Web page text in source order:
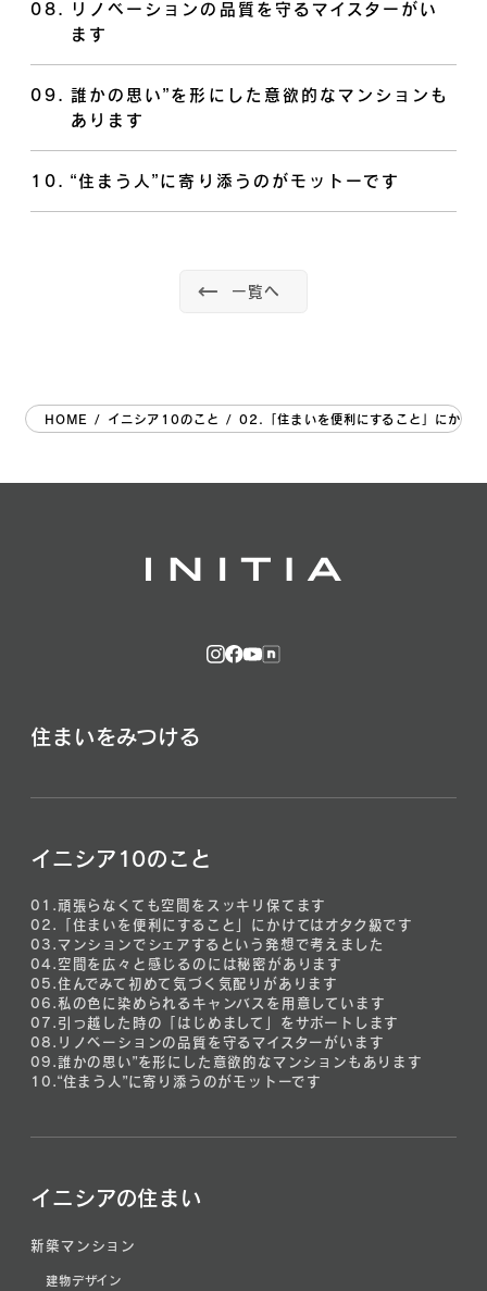
08 .
リノベーションの品質を守るマイスターがい
ます
09 . 誰かの思い”を形にした意欲的なマンションも
あります
10 . “住まう人”に寄り添うのがモットーです
一覧へ
HOME / イニシア10のこと / 02.「住まいを便利にすること」にかけ
住まいをみつける
イニシア10のこと
01.頑張らなくても空間をスッキリ保てます
02.
「住まいを便利にすること」にかけてはオタク級です
03.マンションでシェアするという発想で考えました
04. 空間を広々と感じるのには秘密があります
05.住んでみて初めて気づく気配りがあります
06.私の色に染められるキャンバスを用意しています
07. 引っ越した時の「はじめまして」をサポートします
08. リノベーションの品質を守るマイスターがいます
09.誰かの思い”を形にした意欲的なマンションもあります
10.“住まう人”に寄り添うのがモットーです
イニシアの住まい
新築マンション
建物デザイン